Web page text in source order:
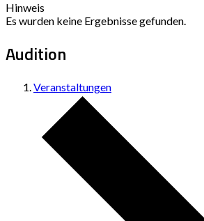
Hinweis
Es wurden keine Ergebnisse gefunden.
Audition
Veranstaltungen